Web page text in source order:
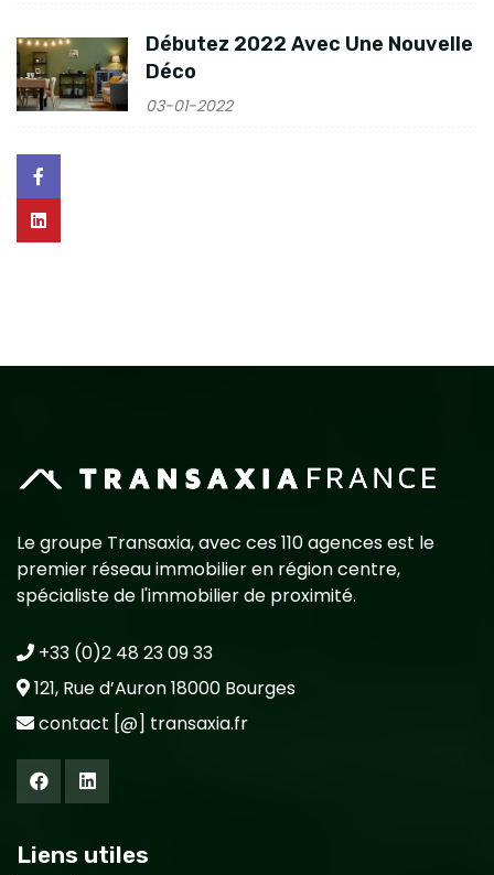
Débutez 2022 Avec Une Nouvelle
Déco
03-01-2022
Le groupe Transaxia, avec ces 110 agences est le
premier réseau immobilier en région centre,
spécialiste de l'immobilier de proximité.
+33 (0)2 48 23 09 33
121, Rue d’Auron 18000 Bourges
contact [@] transaxia.fr
Liens utiles